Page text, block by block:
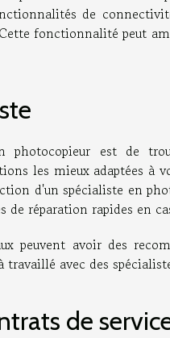
de
fonctionnalité peut
photocopieur est de
les mieux adaptées à
d'un spécialiste en
de réparation rapides en
peuvent avoir des
avec des
de